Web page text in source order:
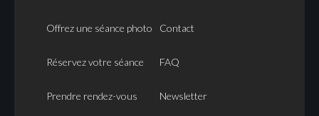
Offrez une séance photo
Réservez votre séance
Prendre rendez-vous
Contact
FAQ
Newsletter